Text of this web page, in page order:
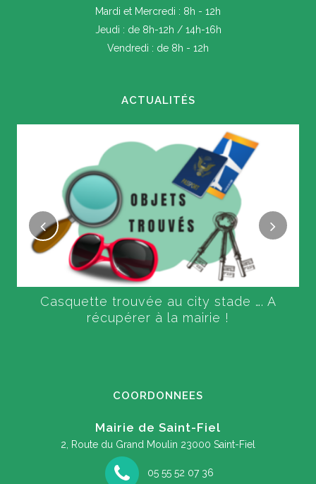
Mardi et Mercredi : 8h - 12h
Jeudi : de 8h-12h / 14h-16h
Vendredi : de 8h - 12h
ACTUALITÉS
Casquette trouvée au city stade …. A
récupérer à la mairie !
COORDONNEES
Mairie de Saint-Fiel
2, Route du Grand Moulin 23000 Saint-Fiel
05 55 52 07 36